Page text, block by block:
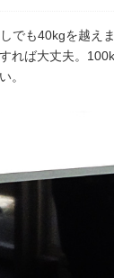
でも40kgを越
れば大丈夫。
。